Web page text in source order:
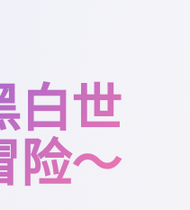
白世
险～